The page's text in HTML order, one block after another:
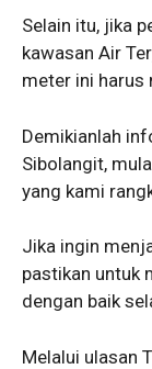
Selain itu, jika
kawasan Air
meter ini harus
Demikianlah
Sibolangit,
yang kami
Jika ingin
pastikan untuk
dengan baik
Melalui ulasan